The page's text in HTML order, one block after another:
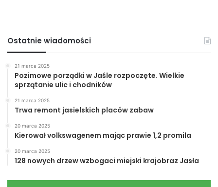
Ostatnie wiadomości
21 marca 2025
Pozimowe porządki w Jaśle rozpoczęte. Wielkie
sprzątanie ulic i chodników
21 marca 2025
Trwa remont jasielskich placów zabaw
20 marca 2025
Kierował volkswagenem mając prawie 1,2 promila
20 marca 2025
128 nowych drzew wzbogaci miejski krajobraz Jasła